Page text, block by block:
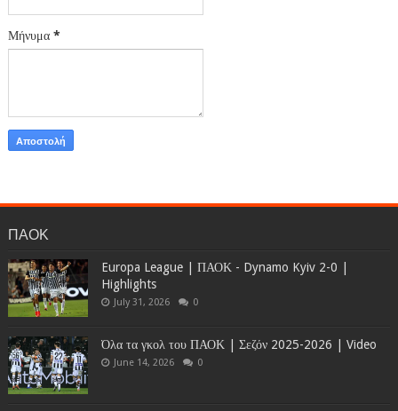
Μήνυμα *
ΠΑΟΚ
Europa League | ΠΑΟΚ - Dynamo Kyiv 2-0 |
Highlights
July 31, 2026 0
Όλα τα γκολ του ΠΑΟΚ | Σεζόν 2025-2026 | Video
June 14, 2026 0